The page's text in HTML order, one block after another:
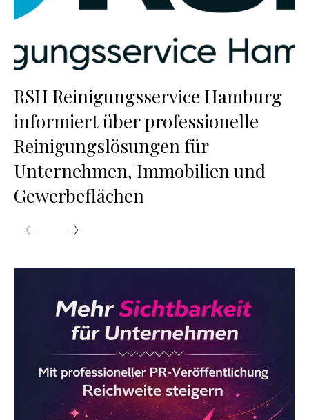
RSH Reinigungsservice Hamburg
informiert über professionelle
Reinigungslösungen für
Unternehmen, Immobilien und
Gewerbeflächen